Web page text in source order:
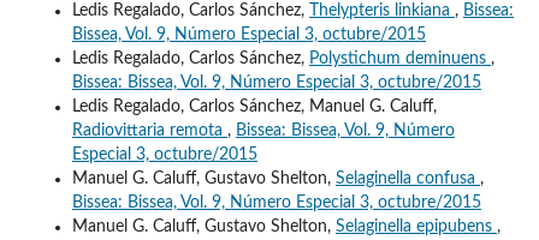
Ledis Regalado, Carlos Sánchez,
Thelypteris linkiana , Bissea:
Bissea, Vol. 9, Número Especial 3, octubre/2015
Ledis Regalado, Carlos Sánchez, Polystichum deminuens ,
Bissea: Bissea, Vol. 9, Número Especial 3, octubre/2015
Ledis Regalado, Carlos Sánchez, Manuel G. Caluff,
Radiovittaria remota , Bissea: Bissea, Vol. 9, Número
Especial 3, octubre/2015
Manuel G. Caluff, Gustavo Shelton, Selaginella confusa ,
Bissea: Bissea, Vol. 9, Número Especial 3, octubre/2015
Manuel G. Caluff, Gustavo Shelton, Selaginella epipubens ,